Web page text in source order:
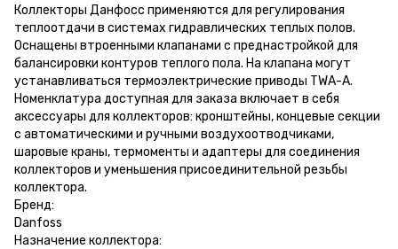
Коллекторы Данфосс применяются для регулирования
теплоотдачи в системах гидравлических теплых полов.
Оснащены втроенными клапанами с преднастройкой для
балансировки контуров теплого пола. На клапана могут
устанавливаться термоэлектрические приводы TWA-A.
Номенклатура доступная для заказа включает в себя
аксессуары для коллекторов: кронштейны, концевые секции
с автоматическими и ручными воздухоотводчиками,
шаровые краны, термоменты и адаптеры для соединения
коллекторов и уменьшения присоединительной резьбы
коллектора.
Бренд:
Danfoss
Назначение коллектора: